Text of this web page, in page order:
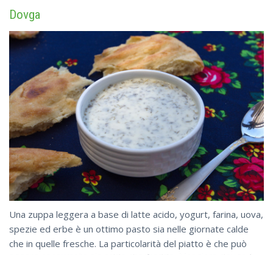
Dovga
Una zuppa leggera a base di latte acido, yogurt, farina, uova,
spezie ed erbe è un ottimo pasto sia nelle giornate calde
che in quelle fresche. La particolarità del piatto è che può